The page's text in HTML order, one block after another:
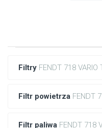
Filtry FENDT 718 VARIO
Filtr powietrza FENDT
Filtr paliwa FENDT 718